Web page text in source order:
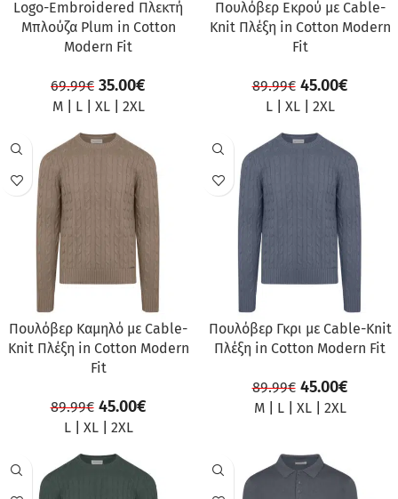
Logo-Embroidered Πλεκτή
Μπλούζα Plum in Cotton
Modern Fit
69.99€ 35.00€
M| L| XL| 2XL
Πουλόβερ Εκρού με Cable-
Knit Πλέξη in Cotton Modern
Fit
89.99€ 45.00€
L| XL| 2XL
ΠΡΟΣΦΟΡΆ
Πουλόβερ Καμηλό με Cable-
Knit Πλέξη in Cotton Modern
Fit
89.99€ 45.00€
L| XL| 2XL
ΠΡΟΣΦΟΡΆ
Πουλόβερ Γκρι με Cable-Knit
Πλέξη in Cotton Modern Fit
89.99€ 45.00€
M| L| XL| 2XL
ΠΡΟΣΦΟΡΆ ΠΡΟΣΦΟΡΆ